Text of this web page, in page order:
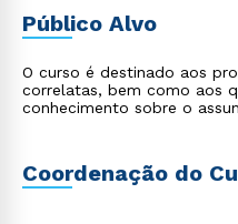
Público Alvo
O curso é destinado aos
correlatas, bem como aos
conhecimento sobre o
Coordenação do